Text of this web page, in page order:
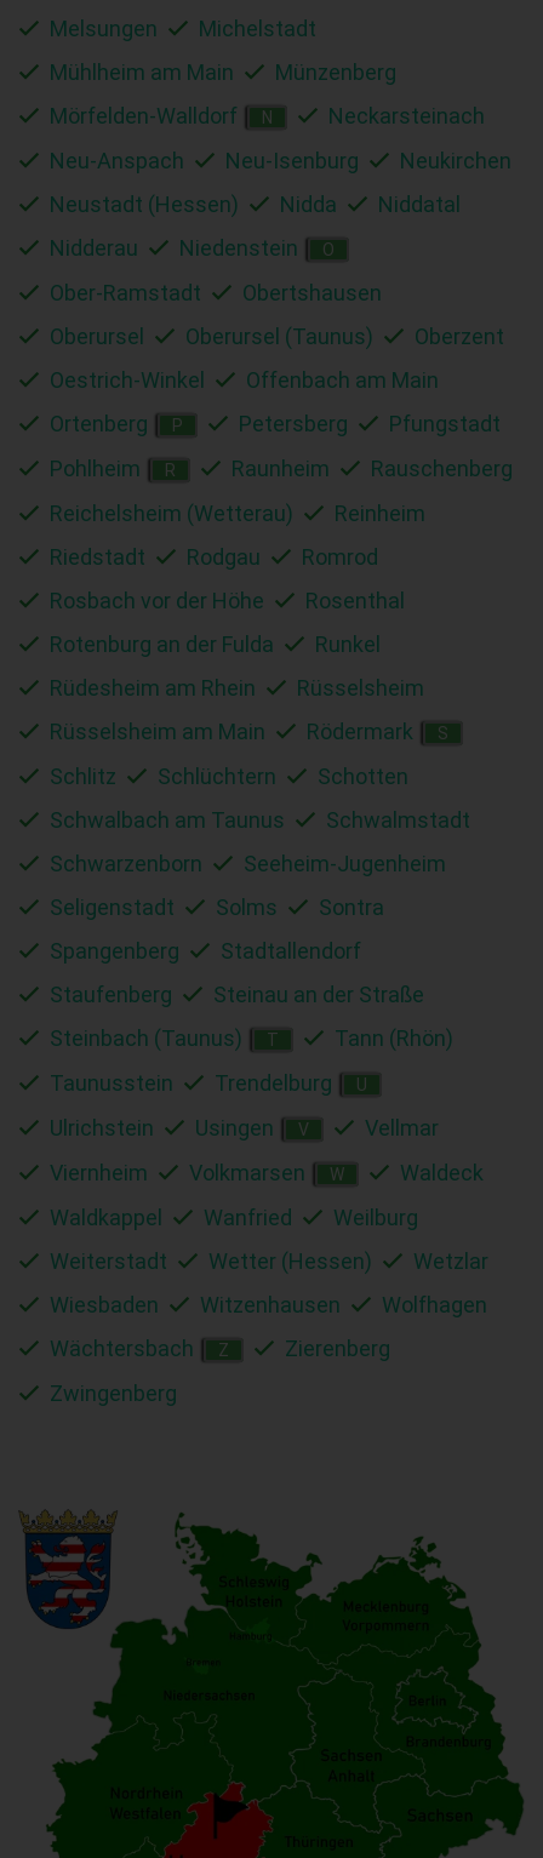
Melsungen
Michelstadt
Mühlheim am Main
Münzenberg
Mörfelden-Walldorf
N
Neckarsteinach
Neu-Anspach
Neu-Isenburg
Neukirchen
Neustadt (Hessen)
Nidda
Niddatal
Nidderau
Niedenstein O
Ober-Ramstadt
Obertshausen
Oberursel
Oberursel (Taunus)
Oberzent
Oestrich-Winkel
Offenbach am Main
Ortenberg
P Petersberg
Pfungstadt
Pohlheim
R Raunheim
Rauschenberg
Reichelsheim (Wetterau)
Reinheim
Riedstadt
Rodgau
Romrod
Rosbach vor der Höhe
Rosenthal
Rotenburg an der Fulda
Runkel
Rüdesheim am Rhein
Rüsselsheim
Rüsselsheim am Main
Rödermark S
Schlitz Schlüchtern
Schotten
Schwalbach am Taunus
Schwalmstadt
Schwarzenborn
Seeheim-Jugenheim
Seligenstadt
Solms
Sontra
Spangenberg
Stadtallendorf
Staufenberg
Steinau an der Straße
Steinbach (Taunus)
T
Tann (Rhön)
Taunusstein
Trendelburg U
Ulrichstein Usingen V
Vellmar
Viernheim
Volkmarsen W
Waldeck
Waldkappel
Wanfried
Weilburg
Weiterstadt
Wetter (Hessen)
Wetzlar
Wiesbaden
Witzenhausen
Wolfhagen
Wächtersbach
Z
Zierenberg
Zwingenberg